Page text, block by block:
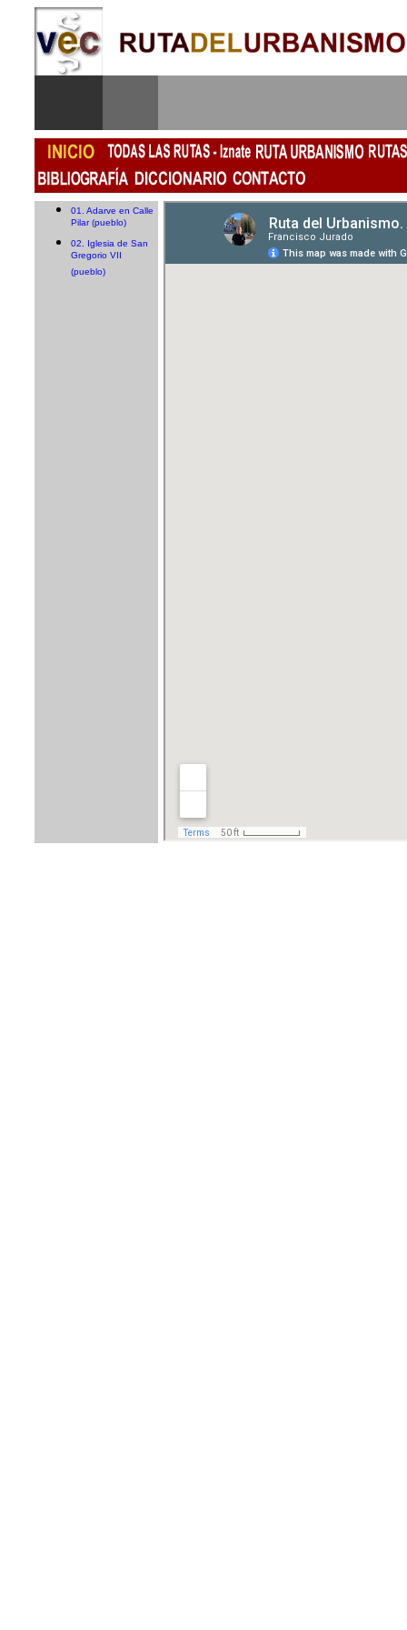
01. Adarve en Calle
Pilar (pueblo)
02. Iglesia de San
Gregorio VII
(pueblo)